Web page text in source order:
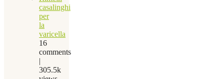
casalinghi
per
la
varicella
16
comments
|
305.5k